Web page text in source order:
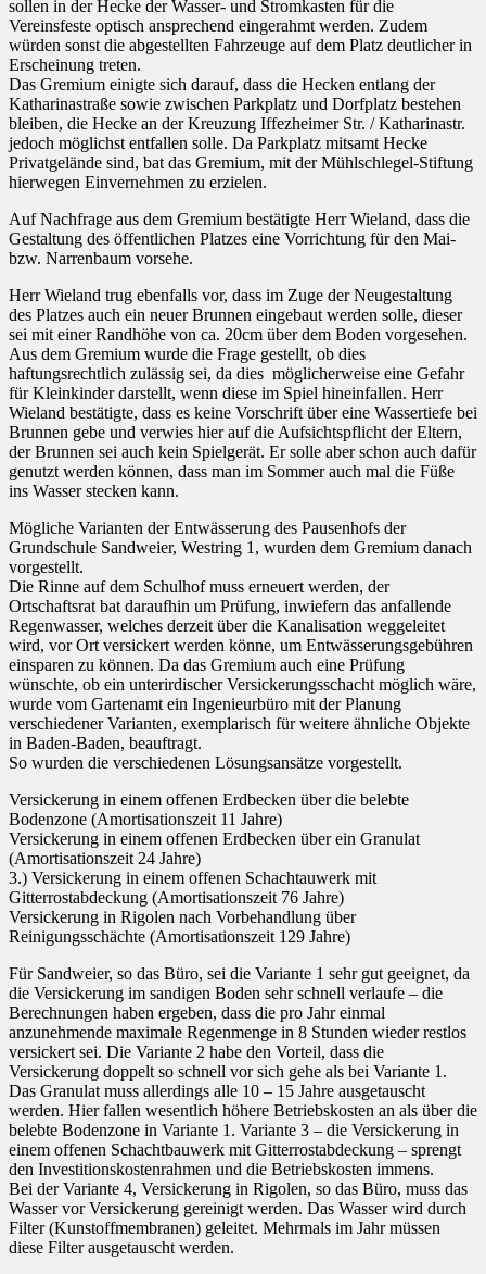
sollen in der Hecke der Wasser- und Stromkasten für die
Vereinsfeste optisch ansprechend eingerahmt werden. Zudem
würden sonst die abgestellten Fahrzeuge auf dem Platz deutlicher in
Erscheinung treten.
Das Gremium einigte sich darauf, dass die Hecken entlang der
Katharinastraße sowie zwischen Parkplatz und Dorfplatz bestehen
bleiben, die Hecke an der Kreuzung Iffezheimer Str. / Katharinastr.
jedoch möglichst entfallen solle. Da Parkplatz mitsamt Hecke
Privatgelände sind, bat das Gremium, mit der Mühlschlegel-Stiftung
hierwegen Einvernehmen zu erzielen.
Auf Nachfrage aus dem Gremium bestätigte Herr Wieland, dass die
Gestaltung des öffentlichen Platzes eine Vorrichtung für den Mai-
bzw. Narrenbaum vorsehe.
Herr Wieland trug ebenfalls vor, dass im Zuge der Neugestaltung
des Platzes auch ein neuer Brunnen eingebaut werden solle, dieser
sei mit einer Randhöhe von ca. 20cm über dem Boden vorgesehen.
Aus dem Gremium wurde die Frage gestellt, ob dies
haftungsrechtlich zulässig sei, da dies möglicherweise eine Gefahr
für Kleinkinder darstellt, wenn diese im Spiel hineinfallen. Herr
Wieland bestätigte, dass es keine Vorschrift über eine Wassertiefe bei
Brunnen gebe und verwies hier auf die Aufsichtspflicht der Eltern,
der Brunnen sei auch kein Spielgerät. Er solle aber schon auch dafür
genutzt werden können, dass man im Sommer auch mal die Füße
ins Wasser stecken kann.
Mögliche Varianten der Entwässerung des Pausenhofs der
Grundschule Sandweier, Westring 1, wurden dem Gremium danach
vorgestellt.
Die Rinne auf dem Schulhof muss erneuert werden, der
Ortschaftsrat bat daraufhin um Prüfung, inwiefern das anfallende
Regenwasser, welches derzeit über die Kanalisation weggeleitet
wird, vor Ort versickert werden könne, um Entwässerungsgebühren
einsparen zu können. Da das Gremium auch eine Prüfung
wünschte, ob ein unterirdischer Versickerungsschacht möglich wäre,
wurde vom Gartenamt ein Ingenieurbüro mit der Planung
verschiedener Varianten, exemplarisch für weitere ähnliche Objekte
in Baden-Baden, beauftragt.
So wurden die verschiedenen Lösungsansätze vorgestellt.
Versickerung in einem offenen Erdbecken über die belebte
Bodenzone (Amortisationszeit 11 Jahre)
Versickerung in einem offenen Erdbecken über ein Granulat
(Amortisationszeit 24 Jahre)
3.) Versickerung in einem offenen Schachtauwerk mit
Gitterrostabdeckung (Amortisationszeit 76 Jahre)
Versickerung in Rigolen nach Vorbehandlung über
Reinigungsschächte (Amortisationszeit 129 Jahre)
Für Sandweier, so das Büro, sei die Variante 1 sehr gut geeignet, da
die Versickerung im sandigen Boden sehr schnell verlaufe – die
Berechnungen haben ergeben, dass die pro Jahr einmal
anzunehmende maximale Regenmenge in 8 Stunden wieder restlos
versickert sei. Die Variante 2 habe den Vorteil, dass die
Versickerung doppelt so schnell vor sich gehe als bei Variante 1.
Das Granulat muss allerdings alle 10 – 15 Jahre ausgetauscht
werden. Hier fallen wesentlich höhere Betriebskosten an als über die
belebte Bodenzone in Variante 1. Variante 3 – die Versickerung in
einem offenen Schachtbauwerk mit Gitterrostabdeckung – sprengt
den Investitionskostenrahmen und die Betriebskosten immens.
Bei der Variante 4, Versickerung in Rigolen, so das Büro, muss das
Wasser vor Versickerung gereinigt werden. Das Wasser wird durch
Filter (Kunstoffmembranen) geleitet. Mehrmals im Jahr müssen
diese Filter ausgetauscht werden.